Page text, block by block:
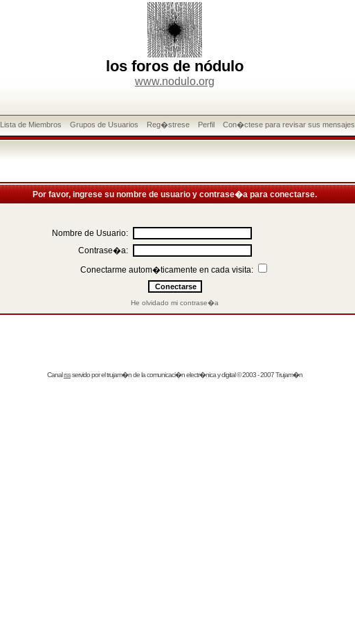
los foros de nódulo
www.nodulo.org
Lista de Miembros Grupos de Usuarios Reg�strese Perfil Con�ctese para revisar sus mensajes
Por favor, ingrese su nombre de usuario y contrase�a para conectarse.
Nombre de Usuario:
Contrase�a:
Conectarme autom�ticamente en cada visita:
He olvidado mi contrase�a
Canalrssservido por eltrujam�nde la comunicaci�n electr�nica y digital © 2003 - 2007 Trujam�n